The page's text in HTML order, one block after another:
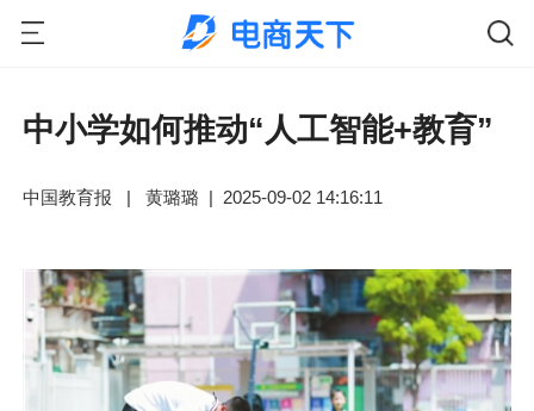
中小学如何推动“人工智能+教育”
中国教育报 | 黄璐璐 | 2025-09-02 14:16:11